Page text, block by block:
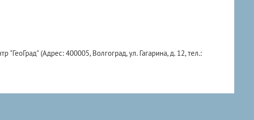
(Адрес: 400005, Волгоград, ул. Гагарина, д. 12, тел.: